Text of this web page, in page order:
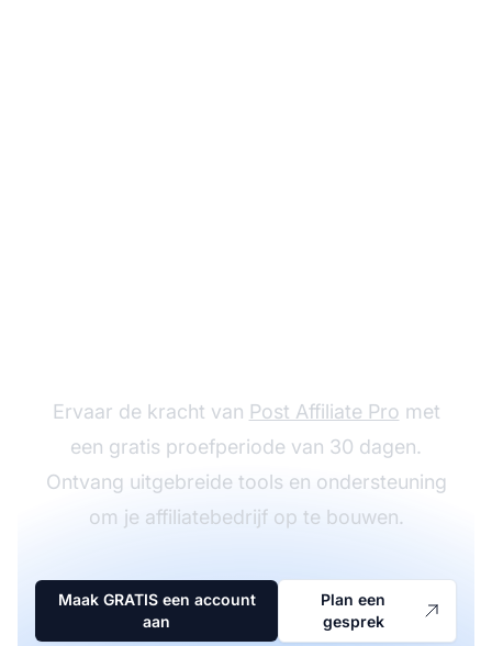
Ervaar de kracht van Post Affiliate Pro met
een gratis proefperiode van 30 dagen.
Ontvang uitgebreide tools en ondersteuning
om je affiliatebedrijf op te bouwen.
Maak GRATIS een account
aan
Plan een
gesprek